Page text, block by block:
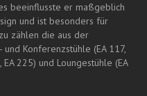
beeinflusste er maßgeblich
und ist besonders für
zählen die aus der
Konferenzstühle (EA 117,
225) und Loungestühle (EA